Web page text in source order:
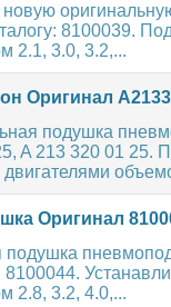
8100039.
2.1, 3.0, 3.2,...
Оригинал
подушка
A 213 320 01 25.
Оригинал
подушка
2.8, 3.2, 4.0,...